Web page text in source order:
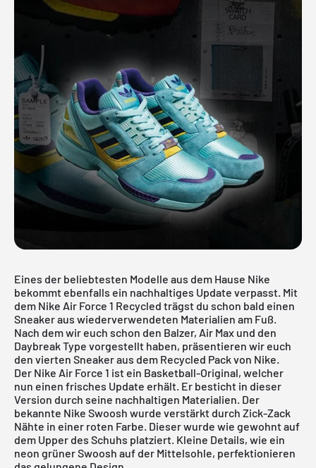
Eines der beliebtesten Modelle aus dem Hause Nike
bekommt ebenfalls ein nachhaltiges Update verpasst. Mit
dem Nike Air Force 1 Recycled trägst du schon bald einen
Sneaker aus wiederverwendeten Materialien am Fuß.
Nach dem wir euch schon den Balzer, Air Max und den
Daybreak Type vorgestellt haben, präsentieren wir euch
den vierten Sneaker aus dem Recycled Pack von Nike.
Der Nike Air Force 1 ist ein Basketball-Original, welcher
nun einen frisches Update erhält. Er besticht in dieser
Version durch seine nachhaltigen Materialien. Der
bekannte Nike Swoosh wurde verstärkt durch Zick-Zack
Nähte in einer roten Farbe. Dieser wurde wie gewohnt auf
dem Upper des Schuhs platziert. Kleine Details, wie ein
neon grüner Swoosh auf der Mittelsohle, perfektionieren